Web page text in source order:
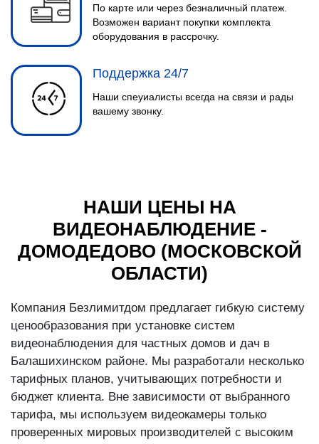
По карте или через безналичный платеж.
Возможен вариант покупки комплекта
оборудования в рассрочку.
Поддержка 24/7
Наши спеуиалисты всегда на связи и рады
вашему звонку.
НАШИ ЦЕНЫ НА
ВИДЕОНАБЛЮДЕНИЕ -
ДОМОДЕДОВО (МОСКОВСКОЙ
ОБЛАСТИ)
Компания Безлимитдом предлагает гибкую систему
ценообразования при установке систем
видеонаблюдения для частных домов и дач в
Балашихинском районе. Мы разработали несколько
тарифных планов, учитывающих потребности и
бюджет клиента. Вне зависимости от выбранного
тарифа, мы используем видеокамеры только
проверенных мировых производителей с высоким